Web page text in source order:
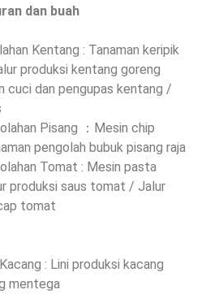
dan buah
Kentang : Tanaman keripik
produksi kentang goreng
cuci dan pengupas kentang /
Pisang ：Mesin chip
pengolah bubuk pisang raja
Tomat : Mesin pasta
produksi saus tomat / Jalur
tomat
: Lini produksi kacang
mentega